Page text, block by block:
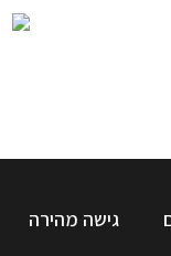
גישה מהירה